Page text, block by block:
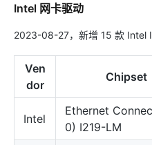
Intel 网卡驱动
2023-08-27，新增 15 款 Intel
Ven
dor
Chipset
Intel
Ethernet
0) I219-LM